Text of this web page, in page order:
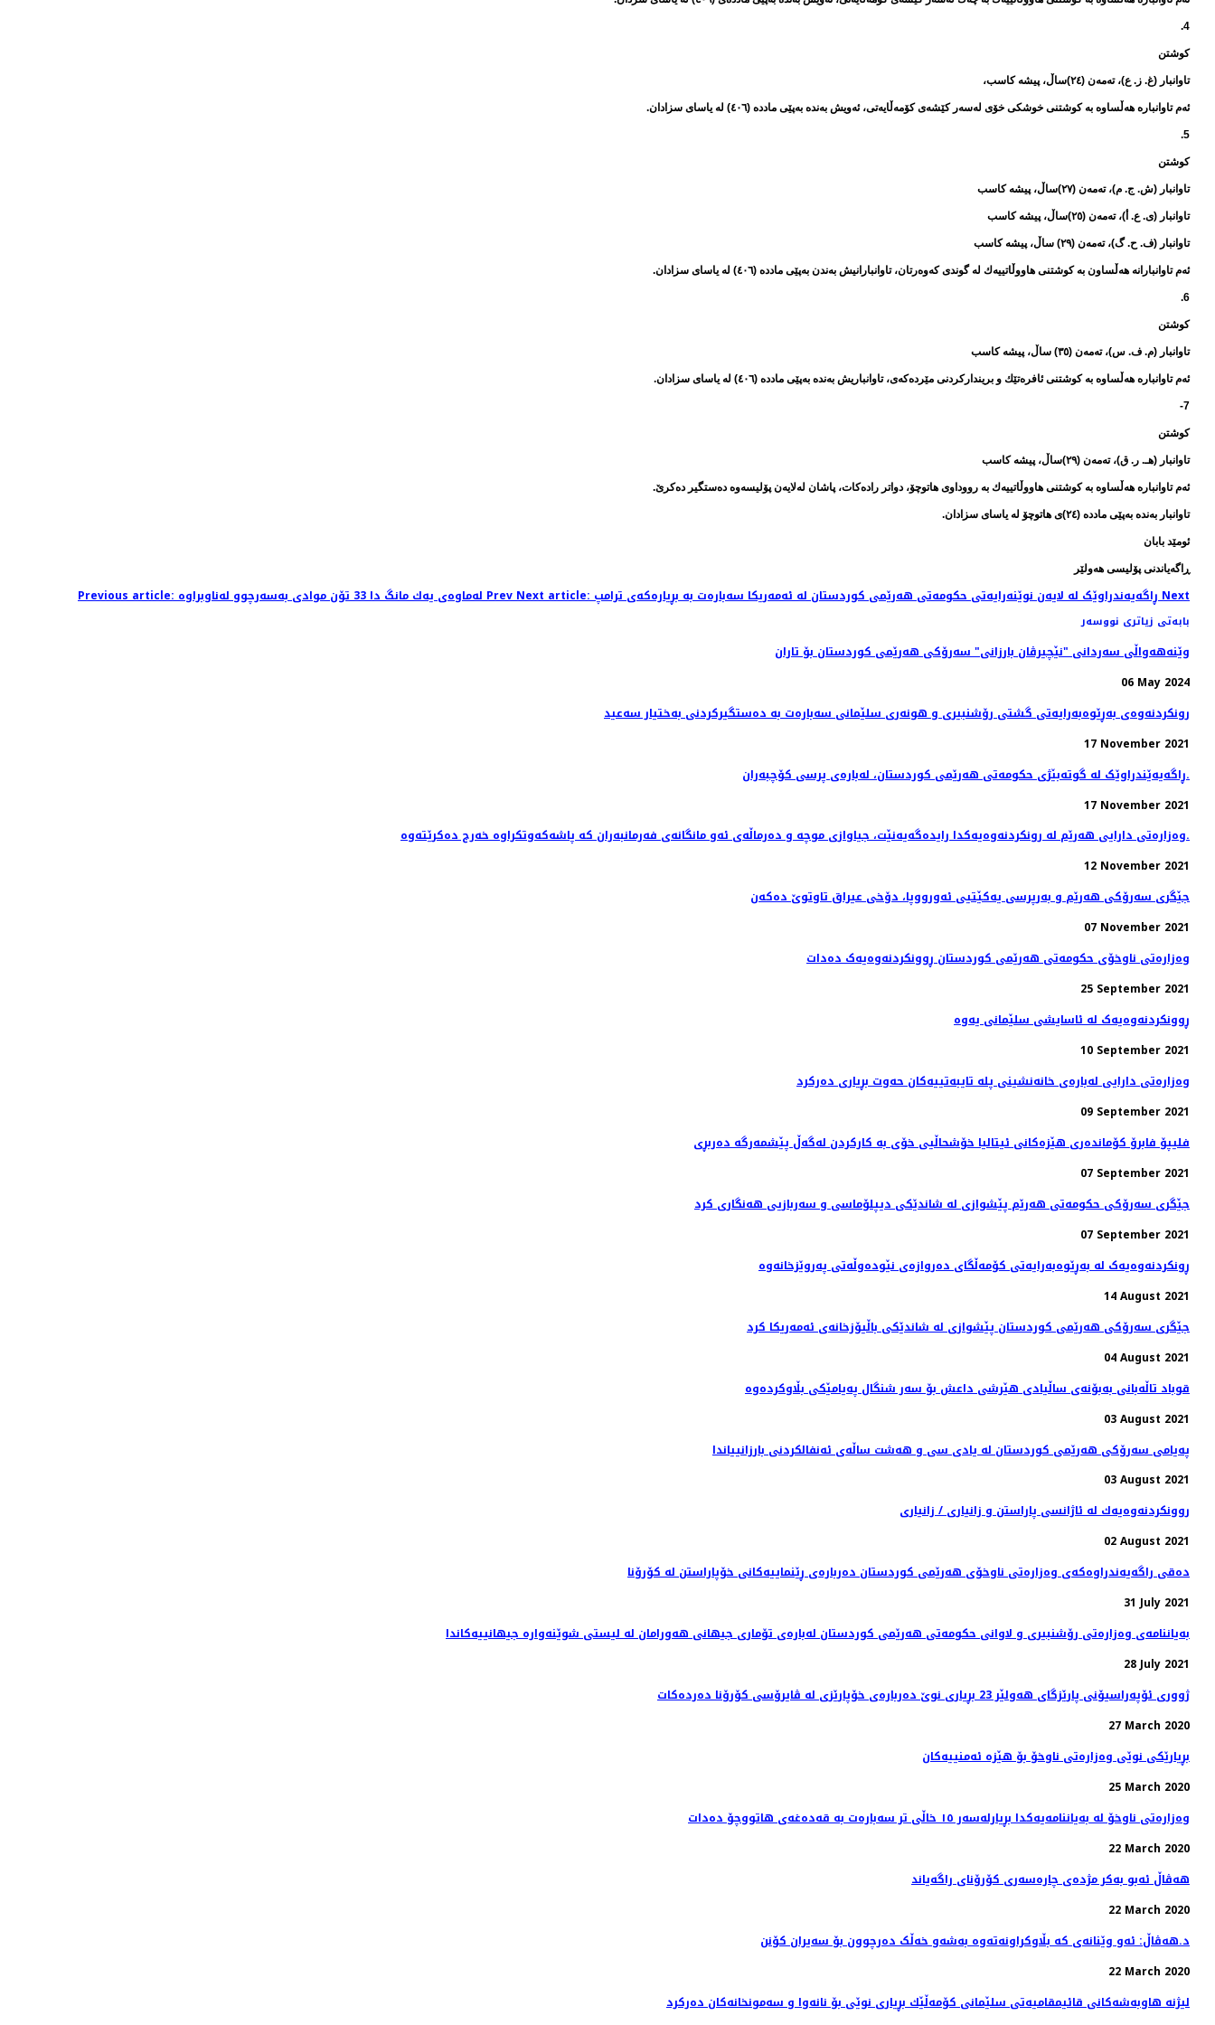
4.
كوشتن
تاوانبار (غ. ز. ع)، تەمەن (٢٤)ساڵ، پیشە كاسب،
ئەم تاوانبارە هەڵساوە بە كوشتنی خوشكی خۆی لەسەر كێشەی كۆمەڵایەتی، ئەویش بەندە بەپێی ماددە (٤٠٦) لە یاسای سزادان.
5.
كوشتن
تاوانبار (ش. ج. م)، تەمەن (٢٧)ساڵ، پیشە كاسب
تاوانبار (ی. ع. أ)، تەمەن (٢٥)ساڵ، پیشە كاسب
تاوانبار (ف. ح. گ)، تەمەن (٢٩) ساڵ، پیشە كاسب
ئەم تاوانبارانە هەڵساون‌ بە كوشتنی هاووڵاتییەك لە گوندی كەوەرتان، تاوانبارانیش بەندن‌ بەپێی ماددە (٤٠٦) لە یاسای سزادان.
6.
كوشتن
تاوانبار (م. ف. س)، تەمەن (٣٥) ساڵ، پیشە كاسب
ئەم تاوانبارە هەڵساوە بە كوشتنی ئافرەتێك و برینداركردنی مێردەكەی، تاوانباریش بەندە بەپێی ماددە (٤٠٦) لە یاسای سزادان.
7-
كوشتن
تاوانبار (هـ. ر. ق)، تەمەن (٢٩)ساڵ، پیشە كاسب
ئەم تاوانبارە هەڵساوە بە كوشتنی هاووڵاتییەك بە رووداوی هاتوچۆ، دواتر رادەكات، پاشان لەلایەن پۆلیسەوە دەستگیر دەكرێ.
تاوانبار بەندە بەپێی ماددە (٢٤)ی هاتوچۆ لە یاسای سزادان.
ئومێد بابان
ڕاگەیاندنی پۆلیسی هەولێر
Previous article: له‌ماوه‌ی یه‌ك مانگ دا 33 تۆن موادی به‌سه‌رچوو له‌ناوبراوه‌Prev Next article: ڕاگەیەندراوێک لە لایەن نوێنەرایەتی حکومەتی هەرێمی کوردستان لە ئەمەریکا سەبارەت بە بڕیارەکەی ترامپNext
بابەتی زیاتری نووسەر
وێنه‌هه‌واڵی سه‌ردانی "نێچیرڤان بارزانی" سەرۆکی هەرێمی کوردستان بۆ تاران
06 May 2024
رونکردنەوەی بەڕێوەبەرایەتی گشتی رۆشنبیری و هونەری سلێمانی سەبارەت بە دەستگیرکردنی بەختیار سەعید
17 November 2021
ڕاگەیەێندراوێک لە گوتەبێژی حکومەتی ھەرێمی کوردستان، لەبارەی پرسی کۆچبەران.
17 November 2021
وەزارەتی دارایی هەرێم لە رونکردنەوەیەکدا رایدەگەیەنێت، جیاوازی موچە و دەرماڵەی ئەو مانگانەی فەرمانبەران کە پاشەکەوتکراوە خەرج دەکرێتەوە.
12 November 2021
جێگری سەرۆکی هەرێم و بەرپرسی یەکێتیی ئەورووپا، دۆخى عيراق تاوتوێ ده‌كه‌ن
07 November 2021
وەزارەتی ناوخۆی حکومەتی هەرێمی کوردستان ڕوونکردنەوەیەک دەدات
25 September 2021
ڕوونکردنەوەیەک لە ئاسایشی سلێمانی یەوە
10 September 2021
وەزارەتی دارایی لەبارەی خانەنشینی پلە تایبەتییەکان حەوت بڕیاری دەرکرد
09 September 2021
فلیپۆ فابرۆ کۆماندەری هێزەکانی ئیتالیا خۆشحاڵیی خۆی بە كاركردن لەگەڵ پێشمەرگە دەربڕی
07 September 2021
جێگری سەرۆکی حکومەتی هەرێم پێشوازی لە شاندێکی دیپلۆماسی و سەربازیی هەنگاری کرد
07 September 2021
ڕونکردنەوەیەک لە بەڕێوەبەرایەتی کۆمەڵگای دەروازەی نێودەوڵەتی پەروێزخانەوە
14 August 2021
جێگری سەرۆکی هەرێمی کوردستان پێشوازی لە شاندێکی باڵیۆزخانه‌ی ئه‌مه‌ریکا کرد
04 August 2021
قوباد تاڵەبانی بەبۆنەی ساڵیادی هێرشی داعش بۆ سەر شنگال پەیامێکی بڵاوکردەوە
03 August 2021
پەیامی سەرۆکی هەرێمی کوردستان له‌ يادى سى و هه‌شت ساڵه‌ى ئه‌نفالكردنى بارزانيياندا
03 August 2021
روونكردنه‌وه‌یه‌ك له‌ ئاژانسی پاراستن و زانیاری / زانیاری
02 August 2021
دەقی راگەیەندراوەکەی وەزارەتی ناوخۆی هەرێمی کوردستان دەربارەی ڕێنماییەکانی خۆپاراستن لە کۆرۆنا
31 July 2021
بەیاننامەی وەزارەتی رۆشنبیری و لاوانی حکومەتی هەرێمی کوردستان لەبارەی تۆماری جیهانی هەورامان لە لیستی شوێنەوارە جیهانییەکاندا
28 July 2021
ژووری ئۆپەراسیۆنی پارێزگای هەولێر 23 بڕیاری نوێ‌ دەربارەی خۆپارێزی لە ڤایرۆسی كۆرۆنا دەردەكات
27 March 2020
بڕیارێكی نوێی وەزارەتی ناوخۆ بۆ هێزە ئەمنییەكان
25 March 2020
وەزارەتی ناوخۆ لە بەیاننامەیەکدا بڕیارلەسەر ١٥ خاڵی تر سەبارەت بە قەدەغەی هاتووچۆ دەدات
22 March 2020
هه‌ڤاڵ ئه‌بو به‌كر مژده‌ی چاره‌سه‌ری کۆرۆنای راگه‌یاند
22 March 2020
د.هەڤاڵ: ئەو وێنانەی کە بڵاوکراونەتەوە بەشەو خەڵک دەرچوون بۆ سەیران کۆنن
22 March 2020
لیژنه‌ هاوبه‌شه‌كانی قائیمقامیه‌تی سلێمانی كۆمه‌ڵێك بڕیاری نوێی بۆ نانه‌وا و سه‌مونخانه‌كان ده‌ركرد